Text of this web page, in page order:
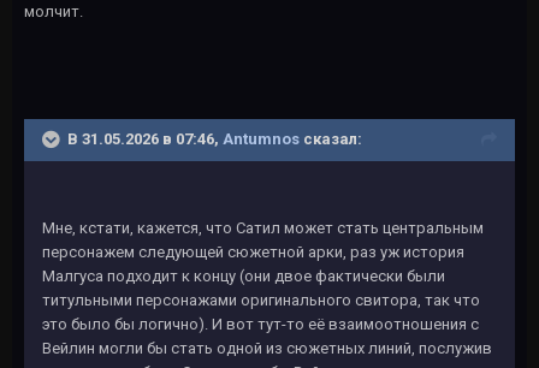
молчит.
В 31.05.2026 в 07:46, Antumnos сказал:
Мне, кстати, кажется, что Сатил может стать центральным
персонажем следующей сюжетной арки, раз уж история
Малгуса подходит к концу (они двое фактически были
титульными персонажами оригинального свитора, так что
это было бы логично). И вот тут-то её взаимоотношения с
Вейлин могли бы стать одной из сюжетных линий, послужив